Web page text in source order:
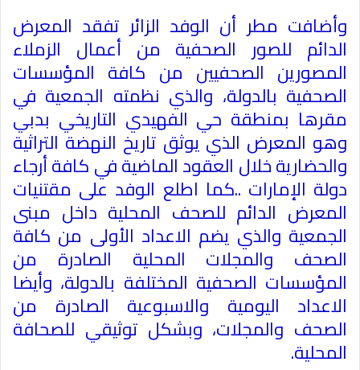
وأضافت مطر أن الوفد الزائر تفقد المعرض
الدائم للصور الصحفية من أعمال الزملاء
المصورين الصحفيين من كافة المؤسسات
الصحفية بالدولة، والذي نظمته الجمعية في
مقرها بمنطقة حي الفهيدي التاريخي بدبي
وهو المعرض الذي يوثق تاريخ النهضة التراثية
والحضارية خلال العقود الماضية في كافة أرجاء
دولة الإمارات ..كما اطلع الوفد على مقتنيات
المعرض الدائم للصحف المحلية داخل مبنى
الجمعية والذي يضم الاعداد الأولى من كافة
الصحف والمجلات المحلية الصادرة من
المؤسسات الصحفية المختلفة بالدولة، وأيضا
الاعداد اليومية والاسبوعية الصادرة من
الصحف والمجلات، وبشكل توثيقي للصحافة
المحلية.